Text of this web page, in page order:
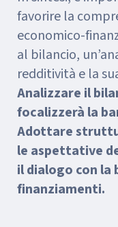
favorire la
economico-
al bilancio,
redditività e la
Analizzare il
focalizzerà la
Adottare
le aspettative
il dialogo con la
finanziamenti.